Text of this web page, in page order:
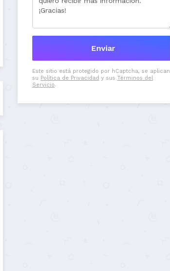
Este sitio está protegido por hCaptcha, se aplican
su Política de Privacidad y sus Términos del
Servicio.